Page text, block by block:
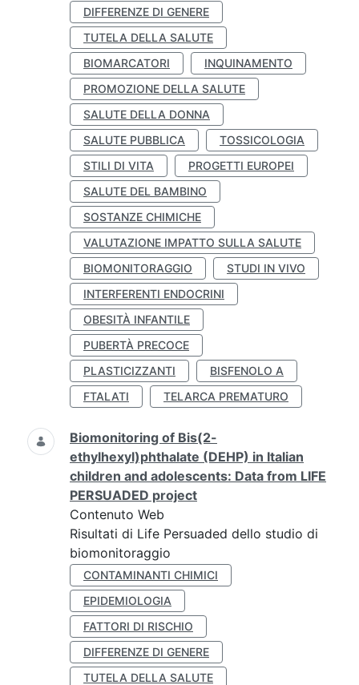
DIFFERENZE DI GENERE
TUTELA DELLA SALUTE
BIOMARCATORI
INQUINAMENTO
PROMOZIONE DELLA SALUTE
SALUTE DELLA DONNA
SALUTE PUBBLICA
TOSSICOLOGIA
STILI DI VITA
PROGETTI EUROPEI
SALUTE DEL BAMBINO
SOSTANZE CHIMICHE
VALUTAZIONE IMPATTO SULLA SALUTE
BIOMONITORAGGIO
STUDI IN VIVO
INTERFERENTI ENDOCRINI
OBESITÀ INFANTILE
PUBERTÀ PRECOCE
PLASTICIZZANTI
BISFENOLO A
FTALATI
TELARCA PREMATURO
Biomonitoring of Bis(2-
ethylhexyl)phthalate (DEHP) in Italian
children and adolescents: Data from LIFE
PERSUADED project
Contenuto Web
Risultati di Life Persuaded dello studio di
biomonitoraggio
CONTAMINANTI CHIMICI
EPIDEMIOLOGIA
FATTORI DI RISCHIO
DIFFERENZE DI GENERE
TUTELA DELLA SALUTE